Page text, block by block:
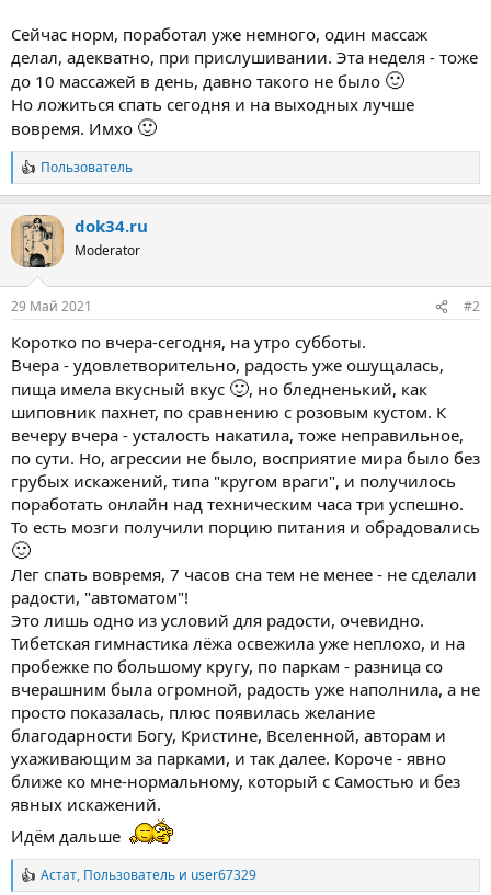
Сейчас норм, поработал уже немного, один массаж
делал, адекватно, при прислушивании. Эта неделя - тоже
до 10 массажей в день, давно такого не было 🙂
Но ложиться спать сегодня и на выходных лучше
вовремя. Имхо 🙂
Р
е
к
ц
и
Пользователь
dok34.ru
Moderator
29 Май 2021 #2
Коротко по вчера-сегодня, на утро субботы.
Вчера - удовлетворительно, радость уже ошущалась,
пища имела вкусный вкус 🙂, но бледненький, как
шиповник пахнет, по сравнению с розовым кустом. К
вечеру вчера - усталость накатила, тоже неправильное,
по сути. Но, агрессии не было, восприятие мира было без
грубых искажений, типа "кругом враги", и получилось
поработать онлайн над техническим часа три успешно.
То есть мозги получили порцию питания и обрадовались
🙂
Лег спать вовремя, 7 часов сна тем не менее - не сделали
радости, "автоматом"!
Это лишь одно из условий для радости, очевидно.
Тибетская гимнастика лёжа освежила уже неплохо, и на
пробежке по большому кругу, по паркам - разница со
вчерашним была огромной, радость уже наполнила, а не
просто показалась, плюс появилась желание
благодарности Богу, Кристине, Вселенной, авторам и
ухаживающим за парками, и так далее. Короче - явно
ближе ко мне-нормальному, который с Самостью и без
явных искажений.
Идём дальше
Р
Астат, Пользователь и user67329